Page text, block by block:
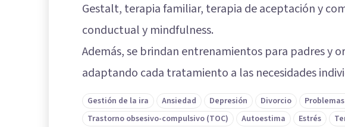
Gestalt, terapia familiar, terapia de aceptación y
conductual y mindfulness.
Además, se brindan entrenamientos para padres y
adaptando cada tratamiento a las necesidades
Gestión de la ira Ansiedad Depresión Divorcio
Trastorno obsesivo-compulsivo (TOC)
Autoestima Estrés